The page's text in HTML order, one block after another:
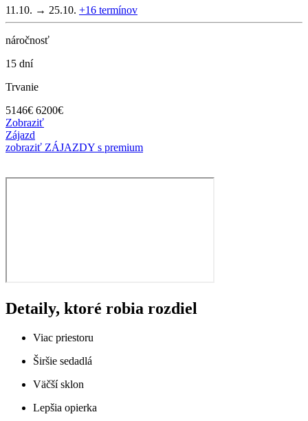
11.10. → 25.10. +16 termínov
náročnosť
15 dní
Trvanie
5146€ 6200€
Zobraziť
Zájazd
zobraziť ZÁJAZDY s premium
Detaily, ktoré robia rozdiel
Viac priestoru
Širšie sedadlá
Väčší sklon
Lepšia opierka